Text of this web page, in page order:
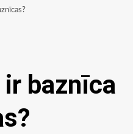
baznīca